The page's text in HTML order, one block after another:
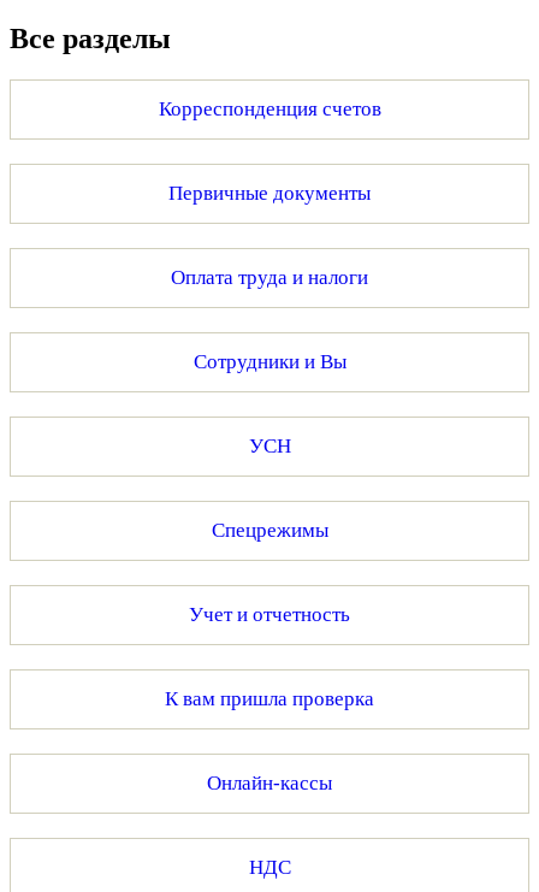
Все разделы
Корреспонденция счетов
Первичные документы
Оплата труда и налоги
Сотрудники и Вы
УСН
Спецрежимы
Учет и отчетность
К вам пришла проверка
Онлайн-кассы
НДС